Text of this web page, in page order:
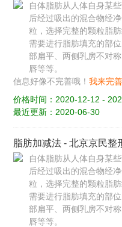
自体脂肪从人体自身某
后经过吸出的混合物经
粒，选择完整的颗粒脂
需要进行脂肪填充的部
部扁平、两侧乳房不对
唇等等。
信息好像不完善哦！我来完
价格时间：2020-12-12 -
最近更新：2020-06-30
脂肪加减法 -北京京民整
自体脂肪从人体自身某
后经过吸出的混合物经
粒，选择完整的颗粒脂
需要进行脂肪填充的部
部扁平、两侧乳房不对
唇等等。